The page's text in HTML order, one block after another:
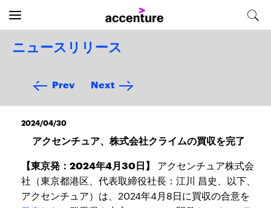
ニュースリリース
Prev Next
2024/04/30
アクセンチュア、株式会社クライムの買収を完了
【東京発：2024年4月30日】
アクセンチュア株式会
社（東京都港区、代表取締役社長：江川 昌史、以下、
アクセンチュア）は、2024年4月8日に買収の合意を